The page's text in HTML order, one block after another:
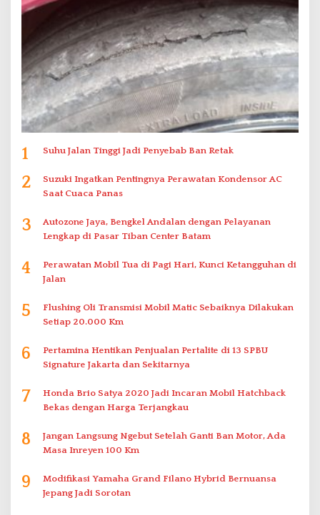
1 Suhu Jalan Tinggi Jadi Penyebab Ban Retak
2
Suzuki Ingatkan Pentingnya Perawatan Kondensor AC
Saat Cuaca Panas
3
Autozone Jaya, Bengkel Andalan dengan Pelayanan
Lengkap di Pasar Tiban Center Batam
4
Perawatan Mobil Tua di Pagi Hari, Kunci Ketangguhan di
Jalan
5
Flushing Oli Transmisi Mobil Matic Sebaiknya Dilakukan
Setiap 20.000 Km
6
Pertamina Hentikan Penjualan Pertalite di 13 SPBU
Signature Jakarta dan Sekitarnya
7
Honda Brio Satya 2020 Jadi Incaran Mobil Hatchback
Bekas dengan Harga Terjangkau
8
Jangan Langsung Ngebut Setelah Ganti Ban Motor, Ada
Masa Inreyen 100 Km
9
Modifikasi Yamaha Grand Filano Hybrid Bernuansa
Jepang Jadi Sorotan